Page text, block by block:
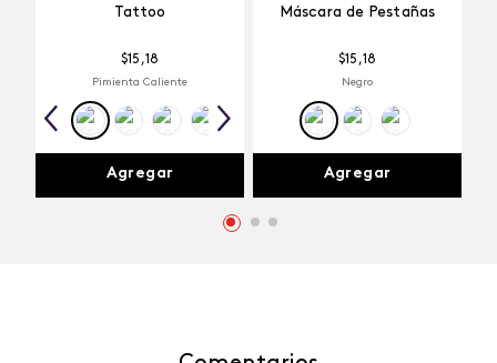
Tattoo
$15 ,18
Pimienta Caliente
Agregar
Máscara de Pestañas
$15 ,18
Negro
Agregar